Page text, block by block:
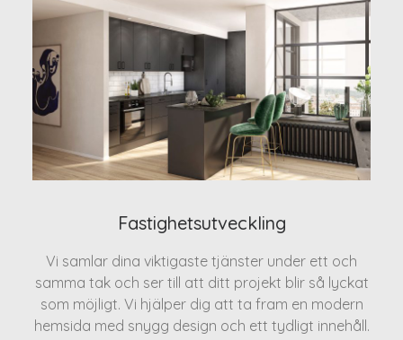
Fastighetsutveckling
Vi samlar dina viktigaste tjänster under ett och
samma tak och ser till att ditt projekt blir så lyckat
som möjligt. Vi hjälper dig att ta fram en modern
hemsida med snygg design och ett tydligt innehåll.